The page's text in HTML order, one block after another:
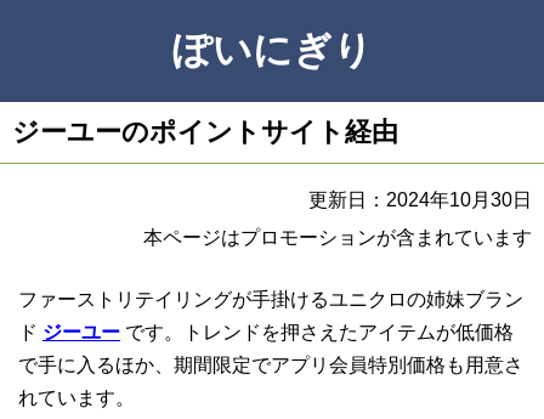
ぽいにぎり
ジーユーのポイントサイト経由
更新日：2024年10月30日
本ページはプロモーションが含まれています
ファーストリテイリングが手掛けるユニクロの姉妹ブラン
ド ジーユー です。トレンドを押さえたアイテムが低価格
で手に入るほか、期間限定でアプリ会員特別価格も用意さ
れています。